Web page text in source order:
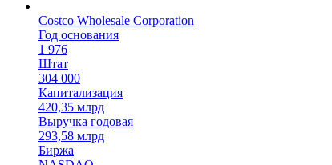
Costco Wholesale Corporation
Год основания
1 976
Штат
304 000
Капитализация
420,35 млрд
Выручка годовая
293,58 млрд
Биржа